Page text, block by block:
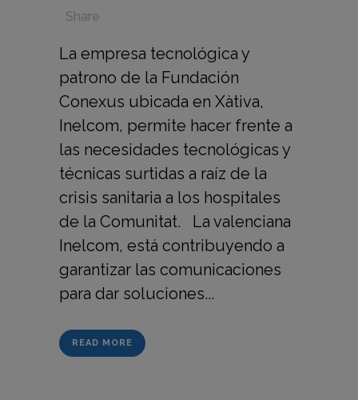
Share
La empresa tecnológica y
patrono de la Fundación
Conexus ubicada en Xàtiva,
Inelcom, permite hacer frente a
las necesidades tecnológicas y
técnicas surtidas a raíz de la
crisis sanitaria a los hospitales
de la Comunitat. La valenciana
Inelcom, está contribuyendo a
garantizar las comunicaciones
para dar soluciones...
READ MORE